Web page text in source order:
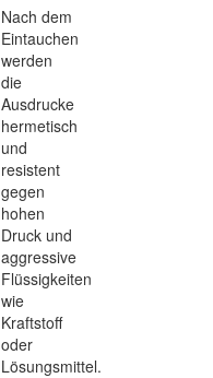
Nach dem
Eintauchen
werden
die
Ausdrucke
hermetisch
und
resistent
gegen
hohen
Druck und
aggressive
Flüssigkeiten
wie
Kraftstoff
oder
Lösungsmittel.